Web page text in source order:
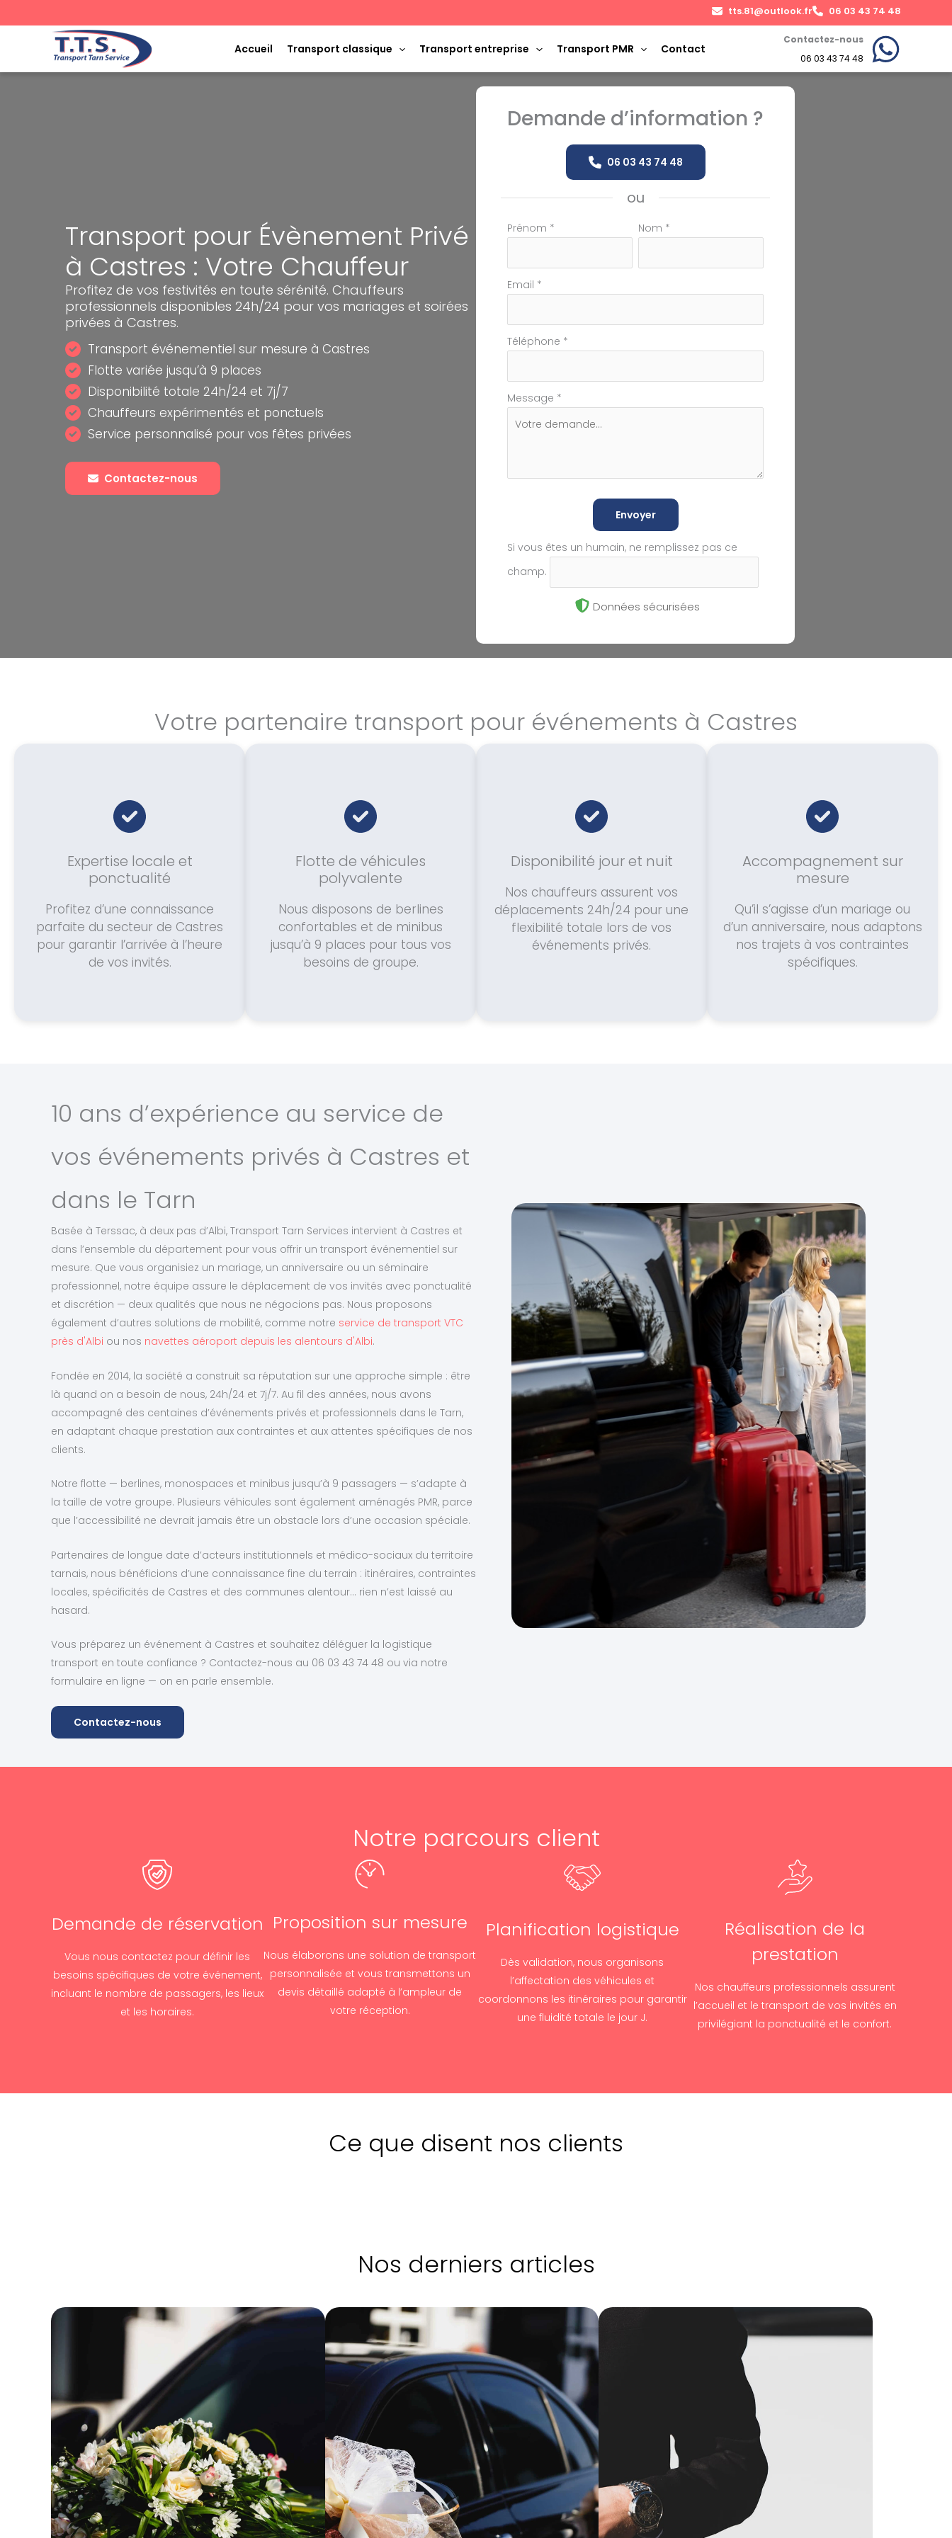
au
tts.81@outlook.fr 06 03 43 74 48
Accueil Transport classique Transport entreprise Transport PMR Contact
Contactez-nous
06 03 43 74 48
Transport pour Évènement Privé
à Castres : Votre Chauffeur
Profitez de vos festivités en toute sérénité. Chauffeurs
professionnels disponibles 24h/24 pour vos mariages et soirées
privées à Castres.
Transport événementiel sur mesure à Castres
Flotte variée jusqu’à 9 places
Disponibilité totale 24h/24 et 7j/7
Chauffeurs expérimentés et ponctuels
Service personnalisé pour vos fêtes privées
Contactez-nous
Demande d’information ?
06 03 43 74 48
ou
Formulaire
téléphone
Prénom * Nom *
Email *
Téléphone *
Message *
Envoyer
Si vous êtes un humain, ne remplissez pas ce
champ.
Données sécurisées
Votre partenaire transport pour événements à Castres
Expertise locale et
ponctualité
Profitez d’une connaissance
parfaite du secteur de Castres
pour garantir l’arrivée à l’heure
de vos invités.
Flotte de véhicules
polyvalente
Nous disposons de berlines
confortables et de minibus
jusqu’à 9 places pour tous vos
besoins de groupe.
Disponibilité jour et nuit
Nos chauffeurs assurent vos
déplacements 24h/24 pour une
flexibilité totale lors de vos
événements privés.
Accompagnement sur
mesure
Qu’il s’agisse d’un mariage ou
d’un anniversaire, nous adaptons
nos trajets à vos contraintes
spécifiques.
10 ans d’expérience au service de
vos événements privés à Castres et
dans le Tarn
Basée à Terssac, à deux pas d’Albi, Transport Tarn Services intervient à Castres et
dans l’ensemble du département pour vous offrir un transport événementiel sur
mesure. Que vous organisiez un mariage, un anniversaire ou un séminaire
professionnel, notre équipe assure le déplacement de vos invités avec ponctualité
et discrétion — deux qualités que nous ne négocions pas. Nous proposons
également d’autres solutions de mobilité, comme notre service de transport VTC
près d'Albi ou nos navettes aéroport depuis les alentours d'Albi.
Fondée en 2014, la société a construit sa réputation sur une approche simple : être
là quand on a besoin de nous, 24h/24 et 7j/7. Au fil des années, nous avons
accompagné des centaines d’événements privés et professionnels dans le Tarn,
en adaptant chaque prestation aux contraintes et aux attentes spécifiques de nos
clients.
Notre flotte — berlines, monospaces et minibus jusqu’à 9 passagers — s’adapte à
la taille de votre groupe. Plusieurs véhicules sont également aménagés PMR, parce
que l’accessibilité ne devrait jamais être un obstacle lors d’une occasion spéciale.
Partenaires de longue date d’acteurs institutionnels et médico-sociaux du territoire
tarnais, nous bénéficions d’une connaissance fine du terrain : itinéraires, contraintes
locales, spécificités de Castres et des communes alentour… rien n’est laissé au
hasard.
Vous préparez un événement à Castres et souhaitez déléguer la logistique
transport en toute confiance ? Contactez-nous au 06 03 43 74 48 ou via notre
formulaire en ligne — on en parle ensemble.
Contactez-nous
Notre parcours client
Demande de réservation
Vous nous contactez pour définir les
besoins spécifiques de votre événement,
incluant le nombre de passagers, les lieux
et les horaires.
Proposition sur mesure
Nous élaborons une solution de transport
personnalisée et vous transmettons un
devis détaillé adapté à l’ampleur de
votre réception.
Planification logistique
Dès validation, nous organisons
l’affectation des véhicules et
coordonnons les itinéraires pour garantir
une fluidité totale le jour J.
Réalisation de la
prestation
Nos chauffeurs professionnels assurent
l’accueil et le transport de vos invités en
privilégiant la ponctualité et le confort.
Ce que disent nos clients
Nos derniers articles